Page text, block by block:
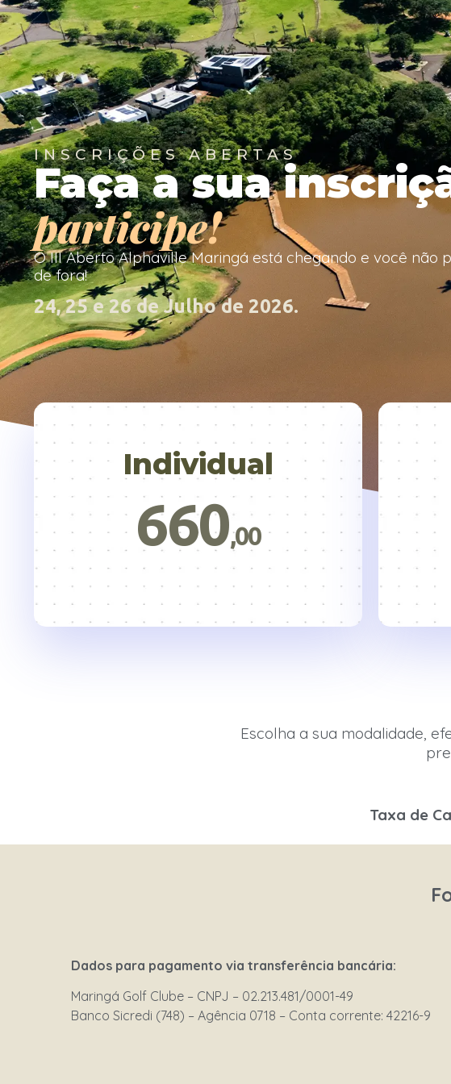
INSCRIÇÕES ABERTAS
Faça a sua
participe!
O III Aberto Alphaville Maringá está chegando e você não
de fora!
24, 25 e 26 de Julho de 2026.
Individual
660,00
Escolha a sua modalidade,
Taxa de
Dados para pagamento via transferência bancária:
Maringá Golf Clube – CNPJ – 02.213.481/0001-49
Banco Sicredi (748) – Agência 0718 – Conta corrente: 42216-9